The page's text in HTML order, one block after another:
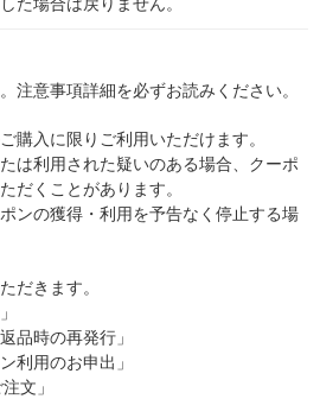
注意事項詳細を必ずお読みください。
購入に限りご利用いただけます。
は利用された疑いのある場合、クーポ
だくことがあります。
ンの獲得・利用を予告なく停止する場
だきます。
品時の再発行」
利用のお申出」
文」